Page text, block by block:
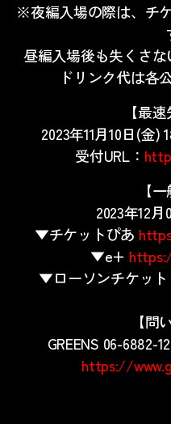
※夜編入場の際は、チ
昼編入場後も失くさな
ドリンク代は各
【最
2023年11月10日(金)
受付URL：
【
2023年12月
▼チケットぴあ
▼e+
▼ローソンチケット
【問
GREENS 06-6882-
https://